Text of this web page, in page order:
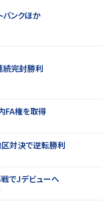
バンクほか
続完封勝利
FA権を取得
対決で逆転勝利
でJデビューへ